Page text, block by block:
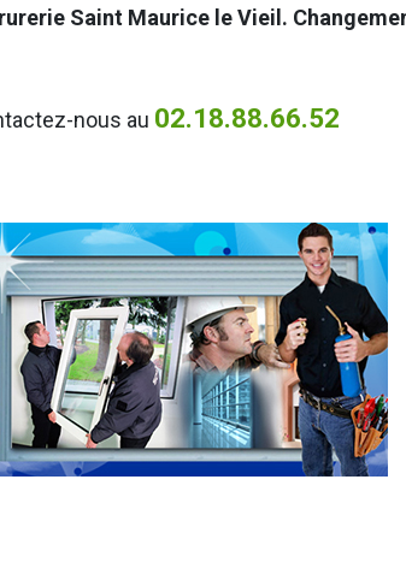
Saint Maurice le Vieil.
nous au 02.18.88.66.52